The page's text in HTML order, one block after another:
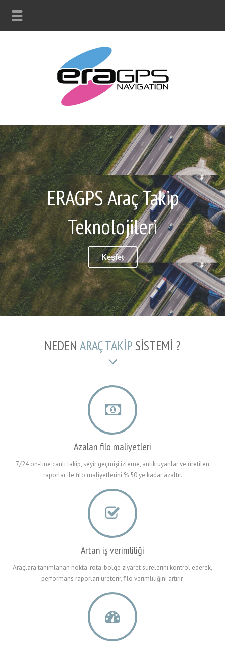
ERAGPS Araç Takip
Teknolojileri
Keşfet
NEDEN ARAÇ TAKİP SİSTEMİ ?
Azalan filo maliyetleri
7/24 on-line canlı takip, seyir geçmişi izleme, anlık uyarılar ve üretilen
raporlar ile filo maliyetlerini % 50'ye kadar azaltır.
Artan iş verimliliği
Araçlara tanımlanan nokta-rota-bölge ziyaret sürelerini kontrol ederek,
performans raporları üreterir, filo verimliliğini artırır.